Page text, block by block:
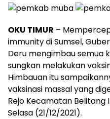
OKU TIMUR –
immunity di Sumsel,
Deru mengimbau semua
sungkan melakukan
Himbauan itu
vaksinasi massal yang
Rejo Kecamatan Belitang
Selasa (21/12/2021).